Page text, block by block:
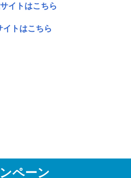
イトはこちら
トはこちら
ペーン